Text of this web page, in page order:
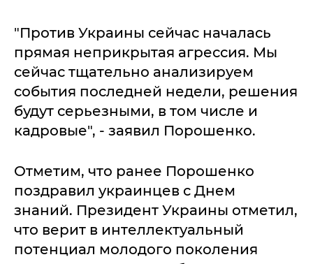
"Против Украины сейчас началась
прямая неприкрытая агрессия. Мы
сейчас тщательно анализируем
события последней недели, решения
будут серьезными, в том числе и
кадровые", - заявил Порошенко.
Отметим, что ранее Порошенко
поздравил украинцев с Днем
знаний. Президент Украины отметил,
что верит в интеллектуальный
потенциал молодого поколения